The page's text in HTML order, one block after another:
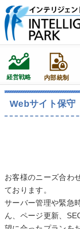
経営戦略 内部統制
Webサイト保守
お客様のニーズ合わ
ております。
サーバー管理や緊急
ん、ページ更新、